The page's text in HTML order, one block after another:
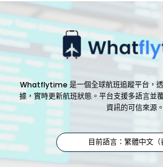
Whatflytime 是一個全球航班追蹤平台，
據，實時更新航班狀態。平台支援多語言並
資訊的可信來源。
目前語言：繁體中文（